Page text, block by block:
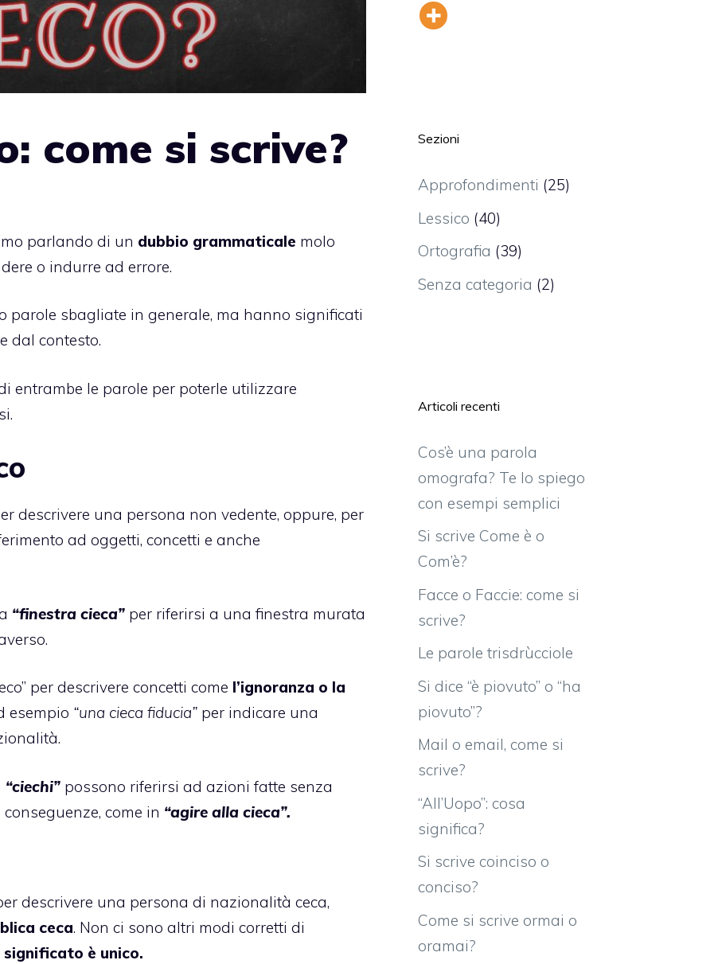
come si scrive?
parlando di un dubbio grammaticale molo
o indurre ad errore.
parole sbagliate in generale, ma hanno significati
dal contesto.
entrambe le parole per poterle utilizzare
descrivere una persona non vedente, oppure, per
ad oggetti, concetti e anche
“finestra cieca” per riferirsi a una finestra murata
per descrivere concetti come l’ignoranza o la
esempio “una cieca fiducia” per indicare una
“ciechi” possono riferirsi ad azioni fatte senza
come in “agire alla cieca”.
descrivere una persona di nazionalità ceca,
ceca. Non ci sono altri modi corretti di
significato è unico.
Sezioni
Approfondimenti (25)
Lessico (40)
Ortografia (39)
Senza categoria (2)
Articoli recenti
Cos’è una parola
omografa? Te lo spiego
con esempi semplici
Si scrive Come è o
Com’è?
Facce o Faccie: come si
scrive?
Le parole trisdrùcciole
Si dice “è piovuto” o “ha
piovuto”?
Mail o email, come si
scrive?
“All’Uopo”: cosa
significa?
Si scrive coinciso o
conciso?
Come si scrive ormai o
oramai?